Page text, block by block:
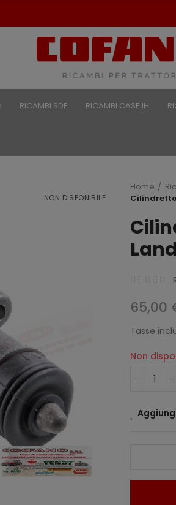
RICAMBI SDF RICAMBI CASE IH
NON DISPONIBILE
Home
65,00
Tasse
Non